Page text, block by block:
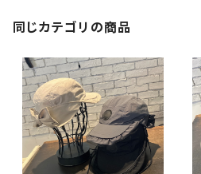
同じカテゴリの商品